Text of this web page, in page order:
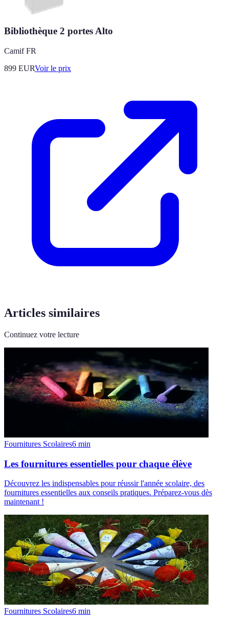
Bibliothèque 2 portes Alto
Camif FR
899 EURVoir le prix
Articles similaires
Continuez votre lecture
Fournitures Scolaires6 min
Les fournitures essentielles pour chaque élève
Découvrez les indispensables pour réussir l'année scolaire, des
fournitures essentielles aux conseils pratiques. Préparez-vous dès
maintenant !
Fournitures Scolaires6 min